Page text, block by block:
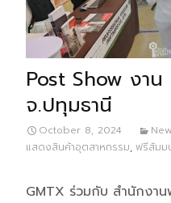
Post Show งา
จ.ปทุมธานี
October 8, 2024
แสดงสินค้าอุตสาหกรรม, ฟรีสัมม
GMTX ร่วมกับ สำนักงา